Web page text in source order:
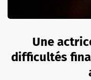
Une
difficultés